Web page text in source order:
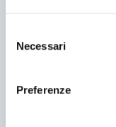
delNecessari
Preferenze